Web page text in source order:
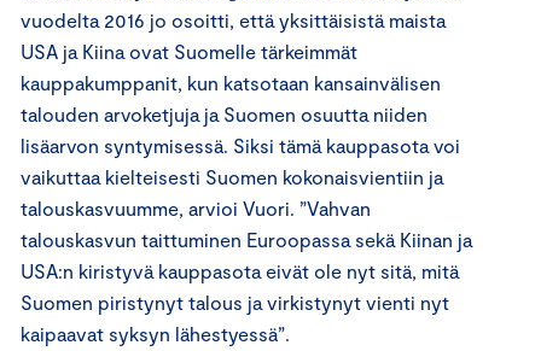
vuodelta 2016 jo osoitti, että yksittäisistä maista
USA ja Kiina ovat Suomelle tärkeimmät
kauppakumppanit, kun katsotaan kansainvälisen
talouden arvoketjuja ja Suomen osuutta niiden
lisäarvon syntymisessä. Siksi tämä kauppasota voi
vaikuttaa kielteisesti Suomen kokonaisvientiin ja
talouskasvuumme, arvioi Vuori. ”Vahvan
talouskasvun taittuminen Euroopassa sekä Kiinan ja
USA:n kiristyvä kauppasota eivät ole nyt sitä, mitä
Suomen piristynyt talous ja virkistynyt vienti nyt
kaipaavat syksyn lähestyessä”.